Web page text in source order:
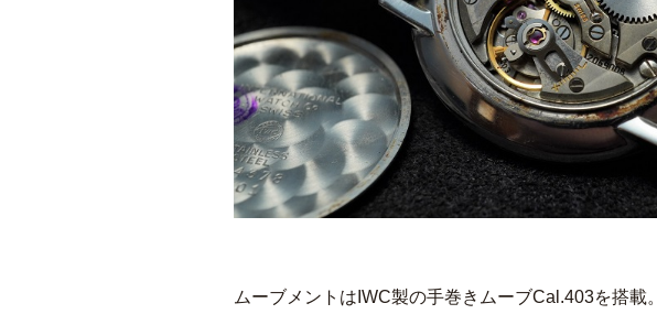
ムーブメントはIWC製の手巻きムーブCal.403を搭載。